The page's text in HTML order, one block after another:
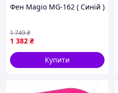
Фен Magio MG-162 ( Синій )
1 382 ₴
1 749₴
Купити